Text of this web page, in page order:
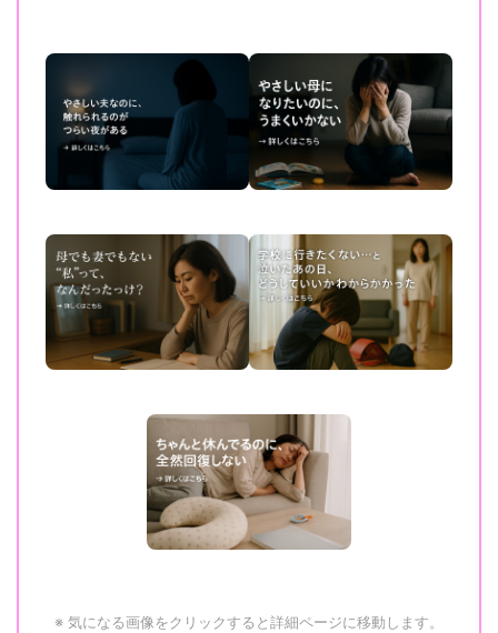
※ 気になる画像をクリックすると詳細ページに移動します。